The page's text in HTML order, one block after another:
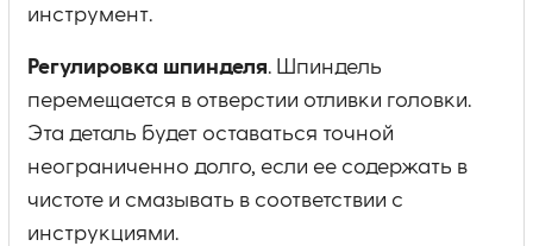
инструмент.
Регулировка шпинделя. Шпиндель
перемещается в отверстии отливки головки.
Эта деталь будет оставаться точной
неограниченно долго, если ее содержать в
чистоте и смазывать в соответствии с
инструкциями.